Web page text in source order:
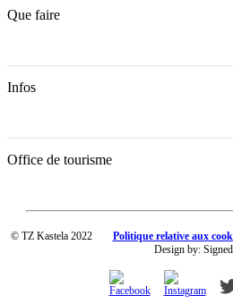
Que faire
Infos
Office de tourisme
© TZ Kastela 2022 Politique relative aux
Design by: